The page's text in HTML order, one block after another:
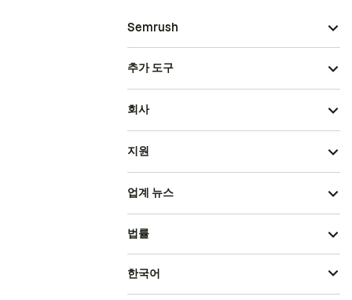
Semrush
추가 도구
회사
지원
업계 뉴스
법률
한국어